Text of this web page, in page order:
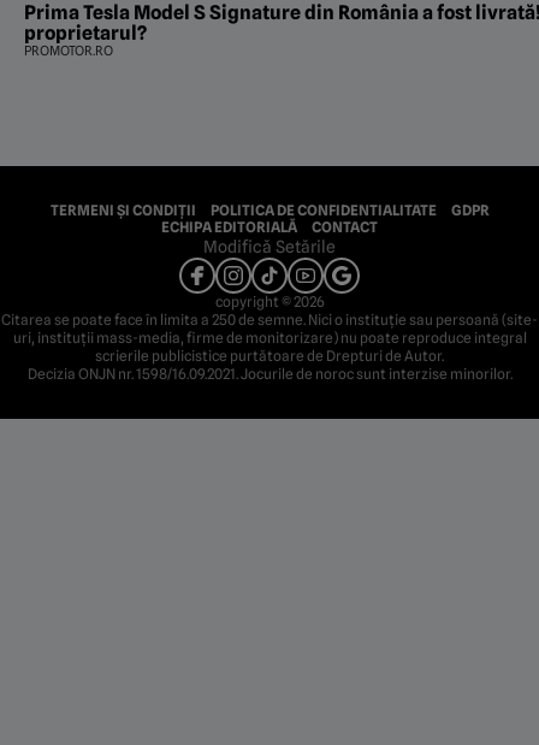
Prima Tesla Model S Signature din România a fost
proprietarul?
PROMOTOR.RO
TERMENI ȘI CONDIȚII POLITICA DE CONFIDENTIALITATE
GDPR
ECHIPA EDITORIALĂ
CONTACT
Modifică Setările
copyright © 2026
Citarea se poate face în limita a 250 de semne. Nici o instituţie sau persoană (site-
uri, instituţii mass-media, firme de monitorizare) nu poate reproduce integral
scrierile publicistice purtătoare de Drepturi de Autor.
Decizia ONJN nr. 1598/16.09.2021. Jocurile de noroc sunt interzise minorilor.